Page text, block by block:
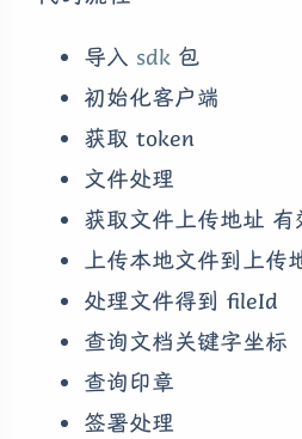
导入 sdk 包
初始化客户端
获取 token
文件处理
获取文件上传地址 有
上传本地文件到上传
处理文件得到 fileId
查询文档关键字坐标
查询印章
签署处理